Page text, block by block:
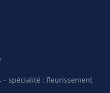
– spécialité : fleurissement